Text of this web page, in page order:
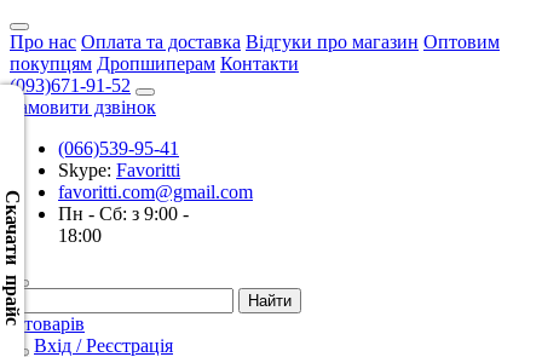
Про нас Оплата та доставка Відгуки про магазин Оптовим
покупцям Дропшиперам Контакти
(093)671-91-52
Замовити дзвінок
(066)539-95-41
Skype: Favoritti
favoritti.com@gmail.com
Пн - Сб: з 9:00 -
18:00
0 товарів
Вхід / Реєстрація
Скачати прайс
Скачать
XML
(Розн.)
Скачать
XML
(Опт)